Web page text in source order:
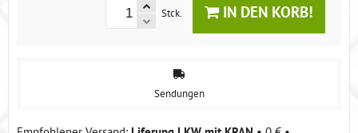
Stck. IN DEN KORB!
Sendungen